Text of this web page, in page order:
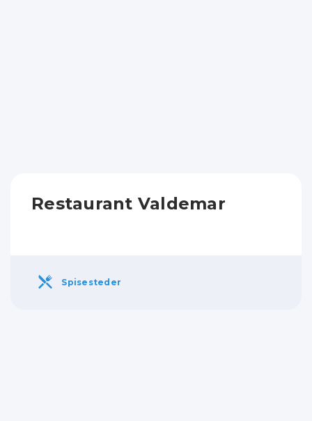
Restaurant Valdemar
Spisesteder